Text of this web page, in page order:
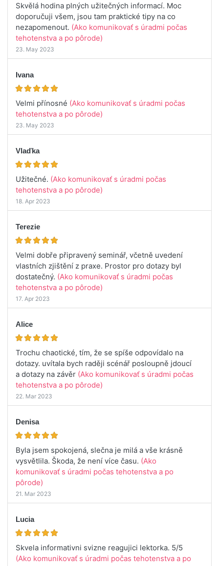
Skvělá hodina plných užitečných informací. Moc
doporučuji všem, jsou tam praktické tipy na co
nezapomenout. (Ako komunikovať s úradmi počas
tehotenstva a po pôrode)
23. May 2023
Ivana
Velmi přínosné (Ako komunikovať s úradmi počas
tehotenstva a po pôrode)
23. May 2023
Vlaďka
Užitečné. (Ako komunikovať s úradmi počas
tehotenstva a po pôrode)
18. Apr 2023
Terezie
Velmi dobře připravený seminář, včetně uvedení
vlastních zjištění z praxe. Prostor pro dotazy byl
dostatečný. (Ako komunikovať s úradmi počas
tehotenstva a po pôrode)
17. Apr 2023
Alice
Trochu chaotické, tím, že se spíše odpovídalo na
dotazy. uvítala bych raději scénář posloupně jdoucí
a dotazy na závěr (Ako komunikovať s úradmi počas
tehotenstva a po pôrode)
22. Mar 2023
Denisa
Byla jsem spokojená, slečna je milá a vše krásně
vysvětlila. Škoda, že není více času. (Ako
komunikovať s úradmi počas tehotenstva a po
pôrode)
21. Mar 2023
Lucia
Skvela informativni svizne reagujici lektorka. 5/5
(Ako komunikovať s úradmi počas tehotenstva a po